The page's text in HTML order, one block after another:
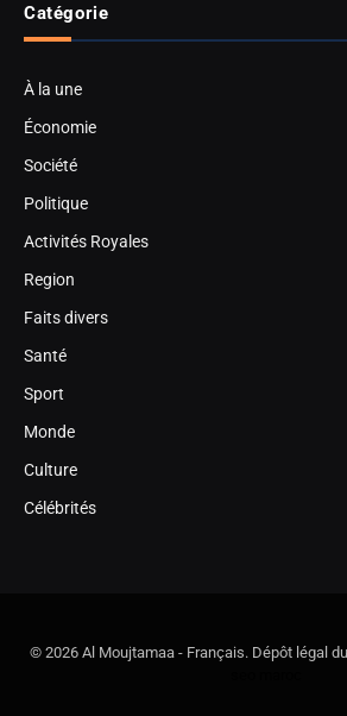
Catégorie
À la une
Économie
Société
Politique
Activités Royales
Region
Faits divers
Santé
Sport
Monde
Culture
Célébrités
© 2026 Al Moujtamaa - Français. Dépôt légal